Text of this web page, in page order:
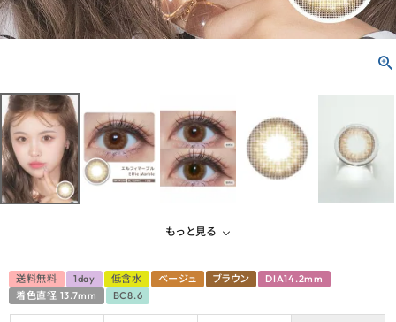
よくあるご質問
もっと見る
送料無料 1day 低含水 ベージュ ブラウン
DIA14.2mm
着色直径 13.7mm
BC8.6